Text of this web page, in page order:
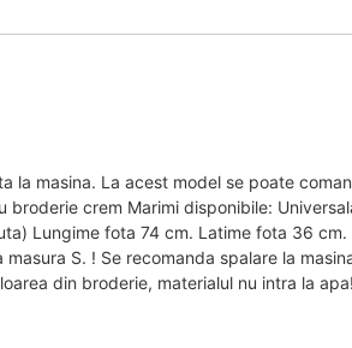
la masina. La acest model se poate
crem Marimi disponibile:
Lungime fota 74 cm. Latime fota 36 cm.
S. ! Se recomanda spalare la
din broderie, materialul nu intra la apa!